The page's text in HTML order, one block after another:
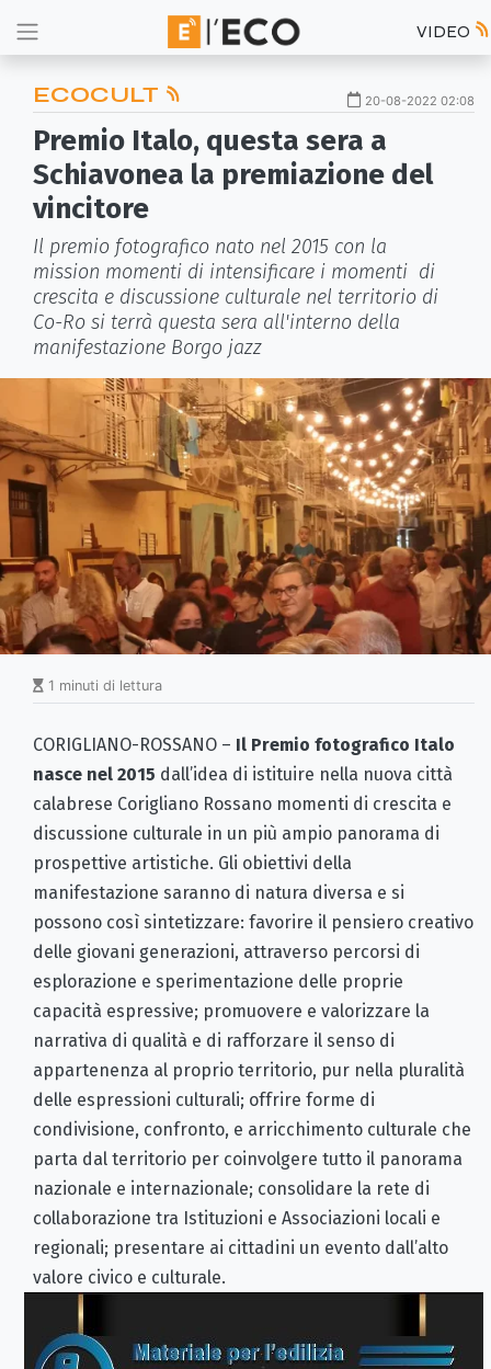
VIDEO
ECOCULT 20-08-2022 02:08
Premio Italo, questa sera a
Schiavonea la premiazione del
vincitore
Il premio fotografico nato nel 2015 con la
mission momenti di intensificare i momenti di
crescita e discussione culturale nel territorio di
Co-Ro si terrà questa sera all'interno della
manifestazione Borgo jazz
1 minuti di lettura
CORIGLIANO-ROSSANO – Il Premio fotografico Italo
nasce nel 2015 dall’idea di istituire nella nuova città
calabrese Corigliano Rossano momenti di crescita e
discussione culturale in un più ampio panorama di
prospettive artistiche. Gli obiettivi della
manifestazione saranno di natura diversa e si
possono così sintetizzare: favorire il pensiero creativo
delle giovani generazioni, attraverso percorsi di
esplorazione e sperimentazione delle proprie
capacità espressive; promuovere e valorizzare la
narrativa di qualità e di rafforzare il senso di
appartenenza al proprio territorio, pur nella pluralità
delle espressioni culturali; offrire forme di
condivisione, confronto, e arricchimento culturale che
parta dal territorio per coinvolgere tutto il panorama
nazionale e internazionale; consolidare la rete di
collaborazione tra Istituzioni e Associazioni locali e
regionali; presentare ai cittadini un evento dall’alto
valore civico e culturale.